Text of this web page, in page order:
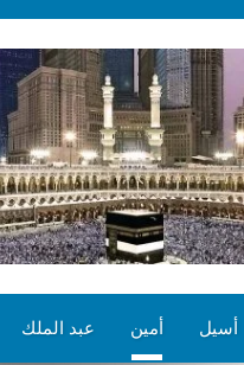
عبد الملك أمين أسيل